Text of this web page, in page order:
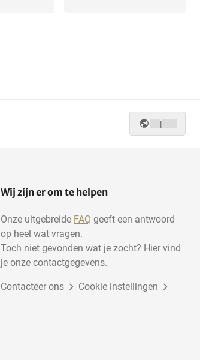
|
Wij zijn er om te helpen
Onze uitgebreide FAQ geeft een antwoord
op heel wat vragen.
Toch niet gevonden wat je zocht? Hier vind
je onze contactgegevens.
Contacteer ons Cookie instellingen